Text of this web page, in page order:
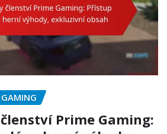
Prime Gaming: